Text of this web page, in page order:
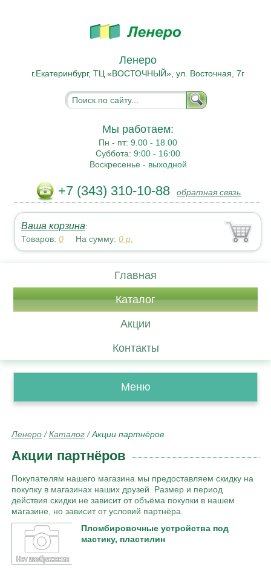
Ленеро
г.Екатеринбург, ТЦ «ВОСТОЧНЫЙ», ул. Восточная, 7г
Мы работаем:
Пн - пт:9.00 - 18.00
Суббота:9:00 - 16:00
Воскресенье - выходной
+7 (343) 310-10-88 обратная связь
Ваша корзина:
Товаров:0 На сумму:0 р.
Главная
Каталог
Акции
Контакты
Меню
Ленеро /Каталог /Акции партнёров
Акции партнёров
Покупателям нашего магазина мы предоставляем скидку на
покупку в магазинах наших друзей. Размер и период
действия скидки не зависит от объёма покупки в нашем
магазине, но зависит от условий партнёра.
Пломбировочные устройства под
мастику, пластилин